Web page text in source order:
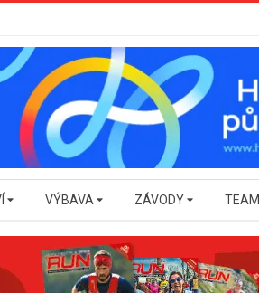
VÝBAVA ZÁVODY TEAM